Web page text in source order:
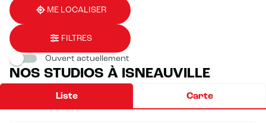
ME LOCALISER
FILTRES
Ouvert actuellement
NOS STUDIOS À ISNEAUVILLE
Liste Carte